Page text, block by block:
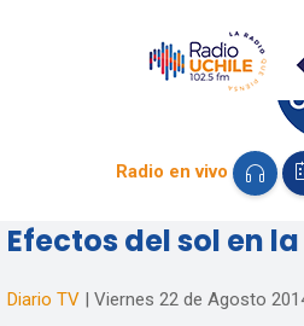
Radio en vivo
Efectos del sol en
Diario TV | Viernes 22 de Agosto